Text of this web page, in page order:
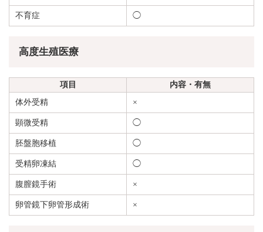
不育症 ◯
高度生殖医療
項目
内容・有無
体外受精
×
顕微受精 ◯
胚盤胞移植 ◯
受精卵凍結 ◯
腹膣鏡手術 ×
卵管鏡下卵管形成術 ×